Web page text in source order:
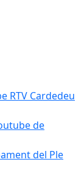
RTV Cardedeu
de
del Ple